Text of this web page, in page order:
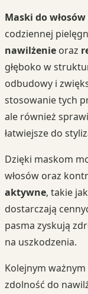
Maski do włosów
codziennej
nawilżenie oraz
głęboko w
odbudowy i
stosowanie tych
ale również
łatwiejsze do
Dzięki maskom
włosów oraz
aktywne, takie
dostarczają
pasma zyskują
na uszkodzenia.
Kolejnym
zdolność do